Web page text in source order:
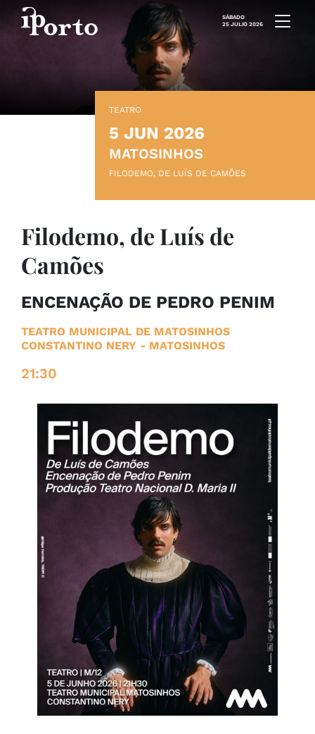
Saltar al contenido
SÁBADO
25 JULIO 2026
TEATRO
5 JUN 2026
MATOSINHOS
FILODEMO, DE LUÍS DE CAMÕES
Filodemo, de Luís de
Camões
ENCENAÇÃO DE PEDRO PENIM
TEATRO MUNICIPAL DE MATOSINHOS
CONSTANTINO NERY - MATOSINHOS
21:30